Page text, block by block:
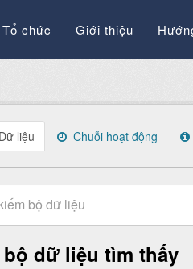
Tổ chức Giới thiệu
Dữ liệu Chuỗi hoạt động
bộ dữ liệu tìm thấy